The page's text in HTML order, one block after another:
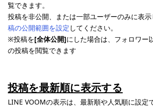
覧できます。
投稿を非公開、または一部ユーザーのみに表示
稿の公開範囲を設定 してください。
※投稿を[全体公開]にした場合は、フォロワー
の投稿を閲覧できます
投稿を最新順に表示する
LINE VOOMの表示は、最新順や人気順に設定